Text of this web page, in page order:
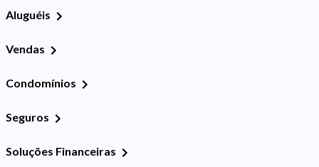
Aluguéis
Vendas
Condomínios
Seguros
Soluções Financeiras